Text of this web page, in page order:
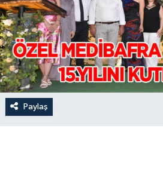
Paylaş